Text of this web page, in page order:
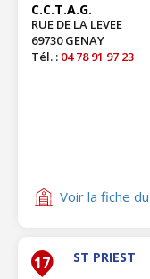
C.C.T.A.G.
RUE DE LA LEVEE
69730 GENAY
Tél. : 04 78 91 97 23
Voir la fiche
17 ST PRIEST